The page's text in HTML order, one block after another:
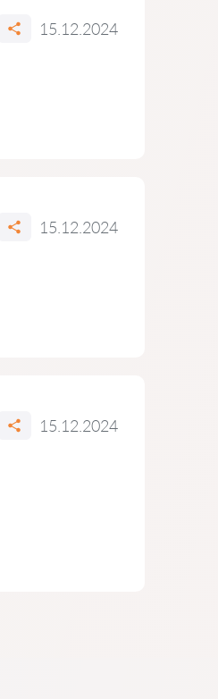
15.12.2024
15.12.2024
15.12.2024